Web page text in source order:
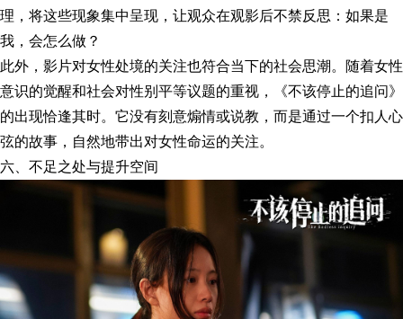
理，将这些现象集中呈现，让观众在观影后不禁反思：如果是
我，会怎么做？
此外，影片对女性处境的关注也符合当下的社会思潮。随着女性
意识的觉醒和社会对性别平等议题的重视，《不该停止的追问》
的出现恰逢其时。它没有刻意煽情或说教，而是通过一个扣人心
弦的故事，自然地带出对女性命运的关注。
六、不足之处与提升空间